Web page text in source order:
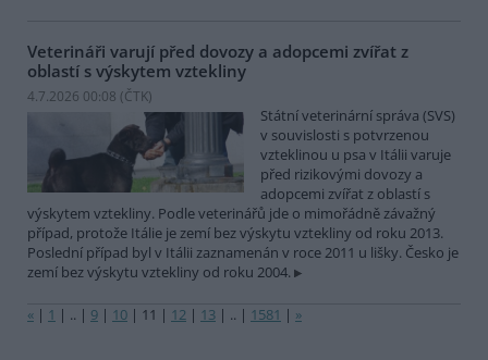
Veterináři varují před dovozy a adopcemi zvířat z
oblastí s výskytem vztekliny
4.7.2026 00:08 (ČTK)
Státní veterinární správa (SVS)
v souvislosti s potvrzenou
vzteklinou u psa v Itálii varuje
před rizikovými dovozy a
adopcemi zvířat z oblastí s
výskytem vztekliny. Podle veterinářů jde o mimořádně závažný
případ, protože Itálie je zemí bez výskytu vztekliny od roku 2013.
Poslední případ byl v Itálii zaznamenán v roce 2011 u lišky. Česko je
zemí bez výskytu vztekliny od roku 2004.
« | 1 | .. | 9 | 10 | 11 | 12 | 13 | .. | 1581 | »